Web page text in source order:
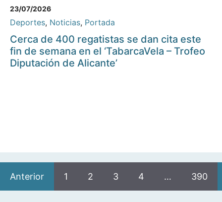
23/07/2026
Deportes, Noticias, Portada
Cerca de 400 regatistas se dan cita este
fin de semana en el ‘TabarcaVela – Trofeo
Diputación de Alicante’
Anterior 1 2 3 4 … 390